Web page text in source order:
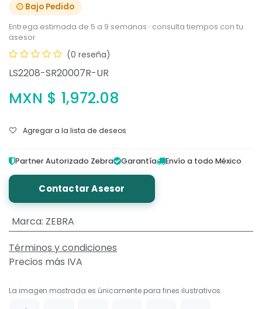
Bajo Pedido
Entrega estimada de 5 a 9 semanas · consulta tiempos con tu
asesor
(0 reseña)
LS2208-SR20007R-UR
MXN $ 1,972.08
Agregar a la lista de deseos
Partner Autorizado Zebra Garantía Envío a todo México
Contactar Asesor
Marca: ZEBRA
Términos y condiciones
Precios más IVA
La imagen mostrada es únicamente para fines ilustrativos.